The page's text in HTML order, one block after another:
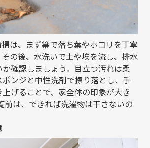
は、まず箒で落ち葉やホコリを丁寧
の後、水洗いで土や埃を流し、排水
確認しましょう。目立つ汚れは柔
ポンジと中性洗剤で擦り落とし、手
げることで、家全体の印象が大き
前は、できれば洗濯物は干さないの